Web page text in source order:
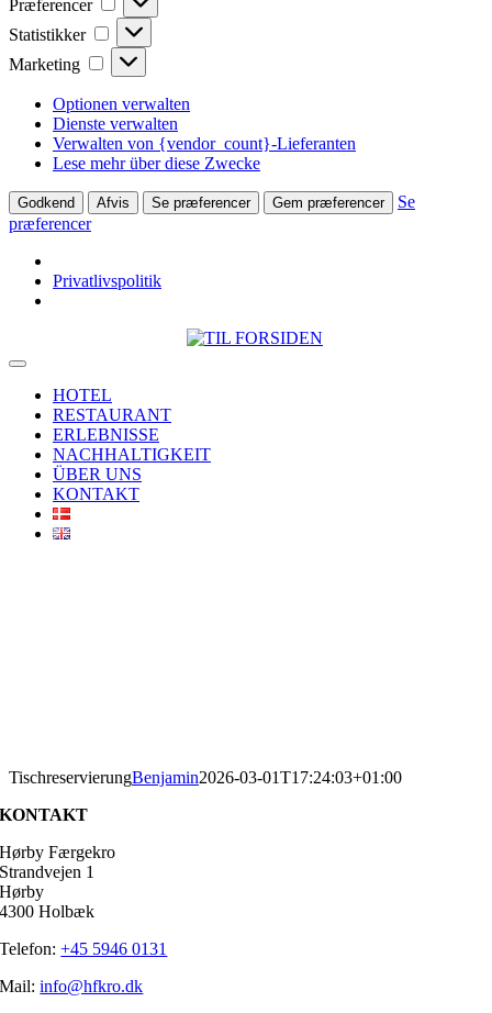
Præferencer
Statistikker Statistikker
Marketing Marketing
Optionen verwalten
Dienste verwalten
Verwalten von {vendor_count}-Lieferanten
Lese mehr über diese Zwecke
Godkend Afvis Se præferencer Gem præferencer
Se
præferencer
Privatlivspolitik
to
Toggle
NavigationHOTEL
RESTAURANT
ERLEBNISSE
NACHHALTIGKEIT
ÜBER UNS
KONTAKT
TischreservierungBenjamin2026-03-01T17:24:03+01:00
KONTAKT
Hørby Færgekro
Strandvejen 1
Hørby
4300 Holbæk
Telefon:+45 5946 0131
Mail:info@hfkro.dk